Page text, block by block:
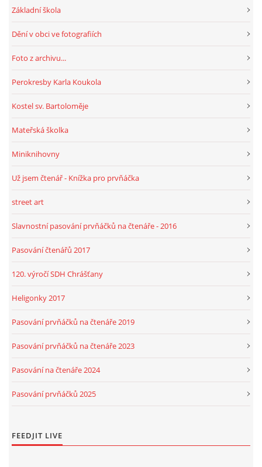
HRY, KVÍZY, VZDĚLÁVÁNÍ ON-LINE
© 2026 eStránky.cz | RSS|WebSlice Aktualizováno: 1. 8. 2026
Základní škola
Dění v obci ve fotografiích
Foto z archivu...
Perokresby Karla Koukola
Kostel sv. Bartoloměje
Mateřská školka
Miniknihovny
Už jsem čtenář - Knížka pro prvňáčka
street art
Slavnostní pasování prvňáčků na čtenáře - 2016
Pasování čtenářů 2017
120. výročí SDH Chrášťany
Heligonky 2017
Pasování prvňáčků na čtenáře 2019
Pasování prvňáčků na čtenáře 2023
Pasování na čtenáře 2024
Pasování prvňáčků 2025
FEEDJIT LIVE